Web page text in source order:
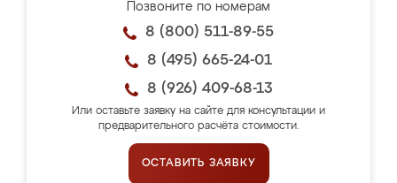
Позвоните по номерам
8 (800) 511-89-55
8 (495) 665-24-01
8 (926) 409-68-13
Или оставьте заявку на сайте для консультации и
предварительного расчёта стоимости.
ОСТАВИТЬ ЗАЯВКУ